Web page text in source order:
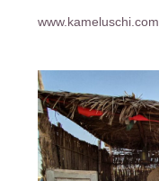
www.kameluschi.com